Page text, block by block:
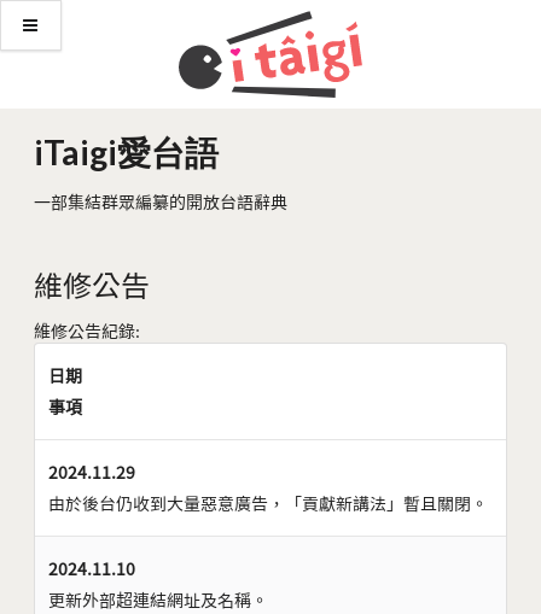
iTaigi愛台語
一部集結群眾編纂的開放台語辭典
維修公告
維修公告紀錄:
日期
事項
2024.11.29
由於後台仍收到大量惡意廣告，「貢獻新講法」暫且關閉。
2024.11.10
更新外部超連結網址及名稱。